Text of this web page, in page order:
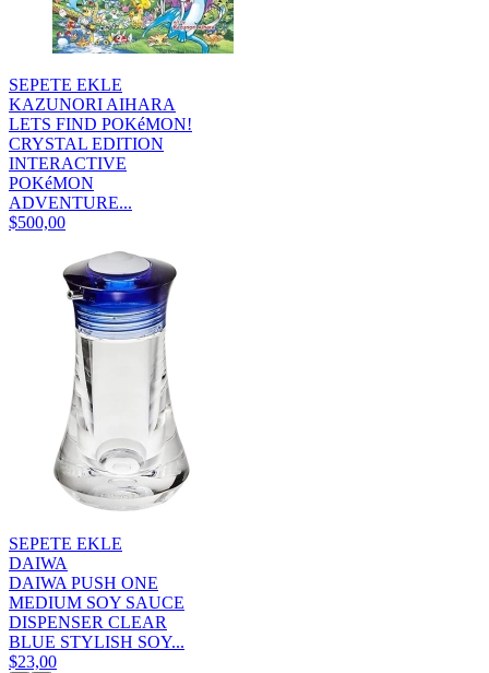
SEPETE EKLE
KAZUNORI AIHARA
LETS FIND POKéMON!
CRYSTAL EDITION
INTERACTIVE
POKéMON
ADVENTURE...
$500,00
SEPETE EKLE
DAIWA
DAIWA PUSH ONE
MEDIUM SOY SAUCE
DISPENSER CLEAR
BLUE STYLISH SOY...
$23,00